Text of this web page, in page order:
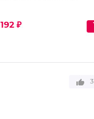
192 ₽
3